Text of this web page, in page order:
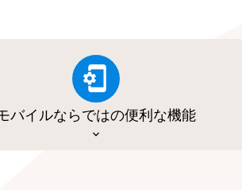
バイルならではの便利な機能